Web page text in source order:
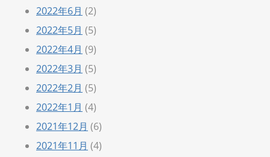
2022年6月 (2)
2022年5月 (5)
2022年4月 (9)
2022年3月 (5)
2022年2月 (5)
2022年1月 (4)
2021年12月 (6)
2021年11月 (4)